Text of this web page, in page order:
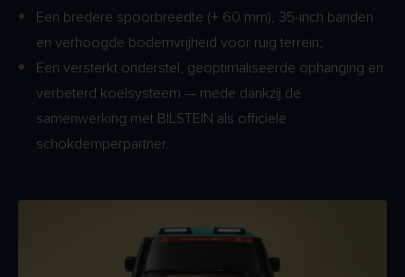
Een bredere spoorbreedte (+ 60 mm), 35-inch banden
en verhoogde bodemvrijheid voor ruig terrein;
Een versterkt onderstel, geoptimaliseerde ophanging en
verbeterd koelsysteem — mede dankzij de
samenwerking met BILSTEIN als officiële
schokdemperpartner.